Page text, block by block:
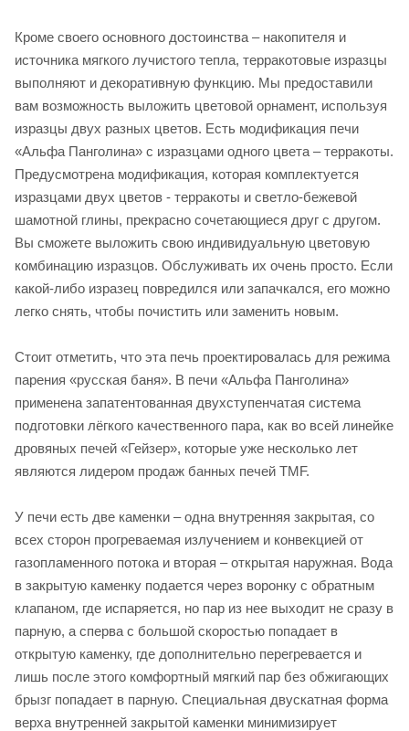
Кроме своего основного достоинства – накопителя и
источника мягкого лучистого тепла, терракотовые изразцы
выполняют и декоративную функцию. Мы предоставили
вам возможность выложить цветовой орнамент, используя
изразцы двух разных цветов. Есть модификация печи
«Альфа Панголина» с изразцами одного цвета – терракоты.
Предусмотрена модификация, которая комплектуется
изразцами двух цветов - терракоты и светло-бежевой
шамотной глины, прекрасно сочетающиеся друг с другом.
Вы сможете выложить свою индивидуальную цветовую
комбинацию изразцов. Обслуживать их очень просто. Если
какой-либо изразец повредился или запачкался, его можно
легко снять, чтобы почистить или заменить новым.
Стоит отметить, что эта печь проектировалась для режима
парения «русская баня». В печи «Альфа Панголина»
применена запатентованная двухступенчатая система
подготовки лёгкого качественного пара, как во всей линейке
дровяных печей «Гейзер», которые уже несколько лет
являются лидером продаж банных печей ТМF.
У печи есть две каменки – одна внутренняя закрытая, со
всех сторон прогреваемая излучением и конвекцией от
газопламенного потока и вторая – открытая наружная. Вода
в закрытую каменку подается через воронку с обратным
клапаном, где испаряется, но пар из нее выходит не сразу в
парную, а сперва с большой скоростью попадает в
открытую каменку, где дополнительно перегревается и
лишь после этого комфортный мягкий пар без обжигающих
брызг попадает в парную. Специальная двускатная форма
верха внутренней закрытой каменки минимизирует